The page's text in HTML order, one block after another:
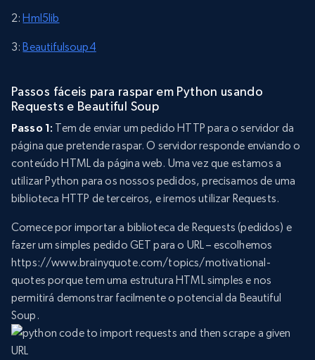
2:Hml5lib
3:Beautifulsoup4
Passos fáceis para raspar em Python usando
Requests e Beautiful Soup
Passo 1: Tem de enviar um pedido HTTP para o servidor da
página que pretende raspar. O servidor responde enviando o
conteúdo HTML da página web. Uma vez que estamos a
utilizar Python para os nossos pedidos, precisamos de uma
biblioteca HTTP de terceiros, e iremos utilizar Requests.
Comece por importar a biblioteca de Requests (pedidos) e
fazer um simples pedido GET para o URL – escolhemos
https://www.brainyquote.com/topics/motivational-
quotes porque tem uma estrutura HTML simples e nos
permitirá demonstrar facilmente o potencial da Beautiful
Soup.